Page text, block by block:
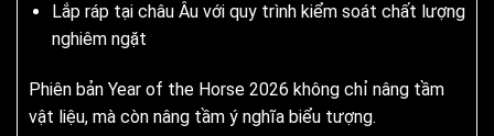
Lắp ráp tại châu Âu với quy trình kiểm soát chất lượng
nghiêm ngặt
Phiên bản Year of the Horse 2026 không chỉ nâng tầm
vật liệu, mà còn nâng tầm ý nghĩa biểu tượng.